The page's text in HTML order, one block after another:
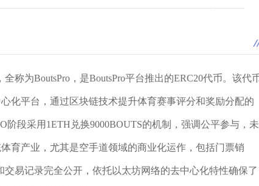
称为BoutsPro，是BoutsPro平台推出的ERC20代币。该代
化平台，通过区块链技术提升体育赛事评分和奖励分配的
段采用1ETH兑换9000BOUTS的机制，强调公平参与，未
育产业，尤其是空手道领域的商业化运作，包括门票销
易记录完全公开，依托以太坊网络的去中心化特性确保了